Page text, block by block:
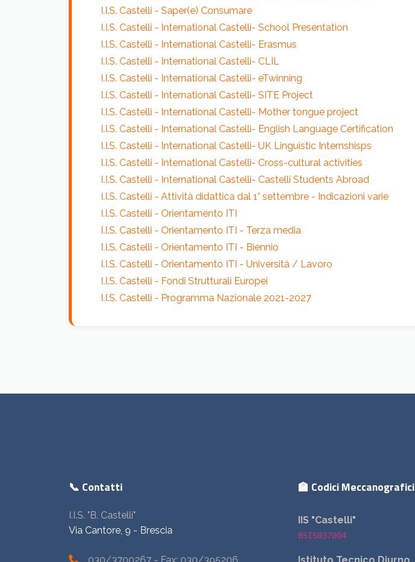
I.I.S. Castelli - Saper(e) Consumare
I.I.S. Castelli - International Castelli- School Presentation
I.I.S. Castelli - International Castelli- Erasmus
I.I.S. Castelli - International Castelli- CLIL
I.I.S. Castelli - International Castelli- eTwinning
I.I.S. Castelli - International Castelli- SITE Project
I.I.S. Castelli - International Castelli- Mother tongue project
I.I.S. Castelli - International Castelli- English Language Certification
I.I.S. Castelli - International Castelli- UK Linguistic Internshisps
I.I.S. Castelli - International Castelli- Cross-cultural activities
I.I.S. Castelli - International Castelli- Castelli Students Abroad
I.I.S. Castelli - Attività didattica dal 1° settembre - Indicazioni varie
I.I.S. Castelli - Orientamento ITI
I.I.S. Castelli - Orientamento ITI - Terza media
I.I.S. Castelli - Orientamento ITI - Biennio
I.I.S. Castelli - Orientamento ITI - Università / Lavoro
I.I.S. Castelli - Fondi Strutturali Europei
I.I.S. Castelli - Programma Nazionale 2021-2027
📞 Contatti
I.I.S. "B. Castelli"
Via Cantore, 9 - Brescia
🏫 Codici Meccanografici
IIS "Castelli"
BSIS037004